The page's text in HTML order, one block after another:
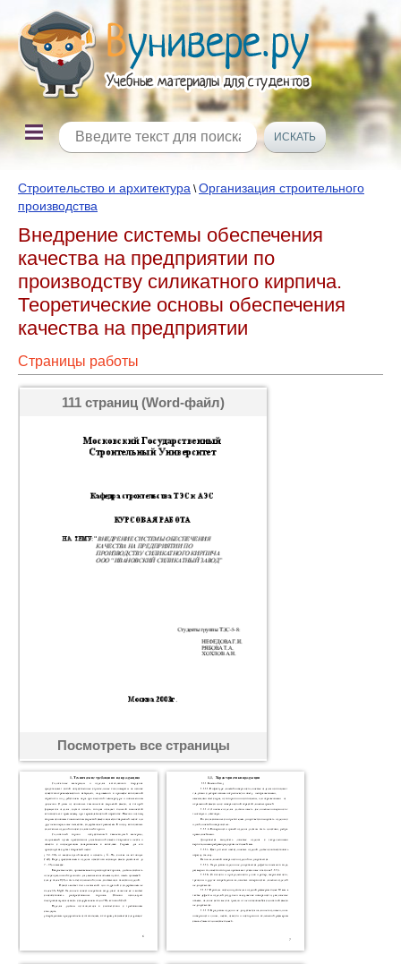
Строительство и архитектура \Организация строительного
производства
Внедрение системы обеспечения
качества на предприятии по
производству силикатного кирпича.
Теоретические основы обеспечения
качества на предприятии
Страницы работы
111 страниц (Word-файл)
Посмотреть все страницы